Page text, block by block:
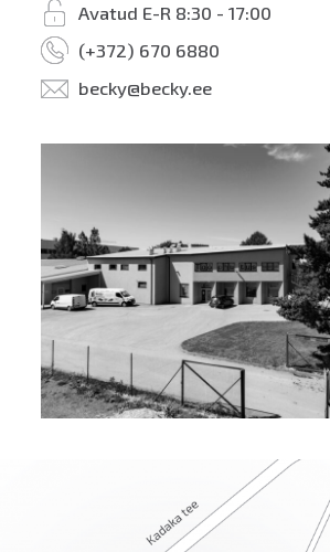
Avatud E-R 8:30 - 17:00
(+372) 670 6880
becky@becky.ee